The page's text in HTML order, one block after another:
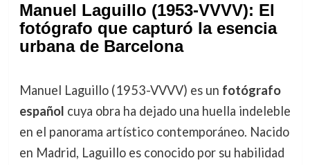
Manuel Laguillo (1953-VVVV): El
fotógrafo que capturó la esencia
urbana de Barcelona
Manuel Laguillo (1953-VVVV) es un fotógrafo
español cuya obra ha dejado una huella indeleble
en el panorama artístico contemporáneo. Nacido
en Madrid, Laguillo es conocido por su habilidad